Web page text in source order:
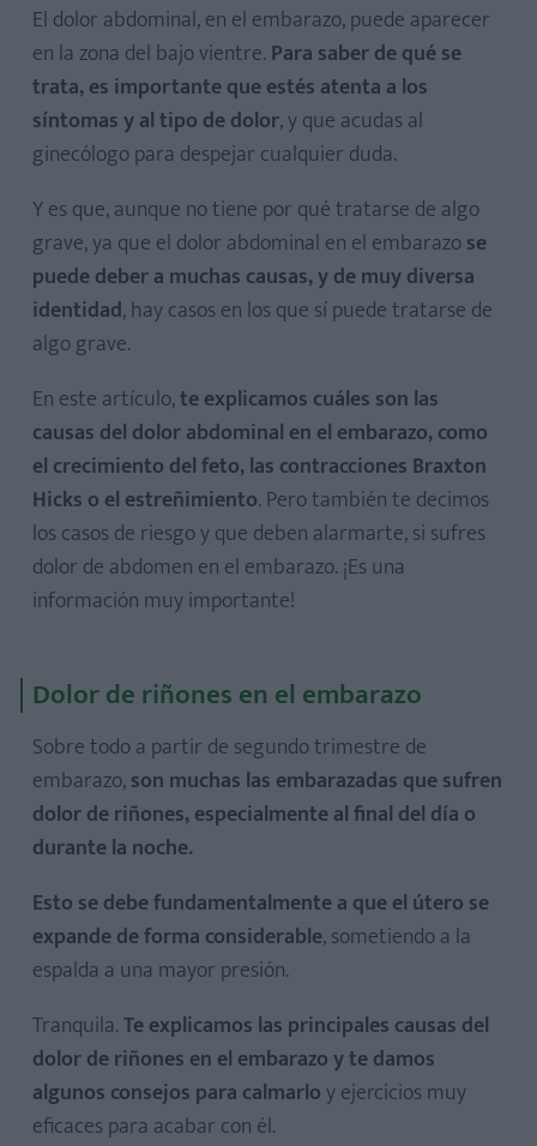
El dolor abdominal, en el embarazo, puede aparecer
en la zona del bajo vientre. Para saber de qué se
trata, es importante que estés atenta a los
síntomas y al tipo de dolor, y que acudas al
ginecólogo para despejar cualquier duda.
Y es que, aunque no tiene por qué tratarse de algo
grave, ya que el dolor abdominal en el embarazose
puede deber a muchas causas, y de muy diversa
identidad, hay casos en los que sí puede tratarse de
algo grave.
En este artículo,te explicamos cuáles son las
causas del dolor abdominal en el embarazo, como
el crecimiento del feto, las contracciones Braxton
Hicks o el estreñimiento. Pero también te decimos
los casos de riesgo y que deben alarmarte, si sufres
dolor de abdomen en el embarazo. ¡Es una
información muy importante!
Dolor de riñones en el embarazo
Sobre todo a partir de segundo trimestre de
embarazo,son muchas las embarazadas que sufren
dolor de riñones, especialmente al final del día o
durante la noche.
Esto se debe fundamentalmente a que el útero se
expande de forma considerable, sometiendo a la
espalda a una mayor presión.
Tranquila.Te explicamos las principales causas del
dolor de riñones en el embarazo y te damos
algunos consejos para calmarloy ejercicios muy
eficaces para acabar con él.